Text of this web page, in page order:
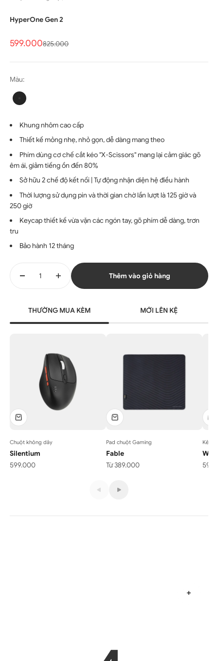
HyperOne Gen 2
Giá bán
599.000Giá thông thường
825.000
Màu:
Đen
Đen
Khung nhôm cao cấp
Thiết kế mỏng nhẹ, nhỏ gọn, dễ dàng mang theo
Phím dùng cơ chế cắt kéo "X-Scissors" mang lại cảm giác gõ
êm ái, giảm tiếng ồn đến 80%
Sở hữu 2 chế độ kết nối | Tự động nhận diện hệ điều hành
Thời lượng sử dụng pin và thời gian chờ lần lượt là 125 giờ và
250 giờ
Keycap thiết kế vừa vặn các ngón tay, gõ phím dễ dàng, trơn
tru
Bảo hành 12 tháng
Thêm vào giỏ hàng
THƯỜNG MUA KÈM MỚI LÊN KỆ
Chuột không dây
Silentium
Giá bán
599.000
Pad chuột Gaming
Fable
Giá bán
Từ 389.000
Kê
Giá